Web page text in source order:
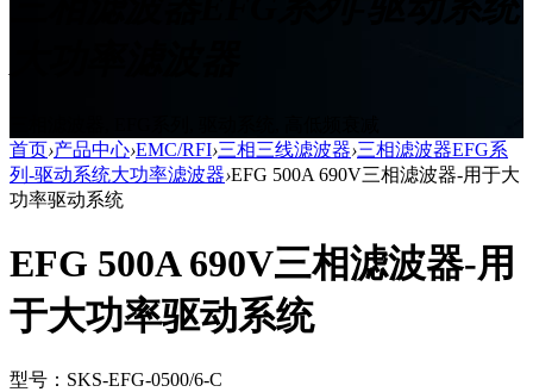
首页›产品中心›EMC/RFI›三相三线滤波器›三相滤波器EFG系
列-驱动系统大功率滤波器›EFG 500A 690V三相滤波器-用于大
功率驱动系统
EFG 500A 690V三相滤波器-用
于大功率驱动系统
型号：SKS-EFG-0500/6-C